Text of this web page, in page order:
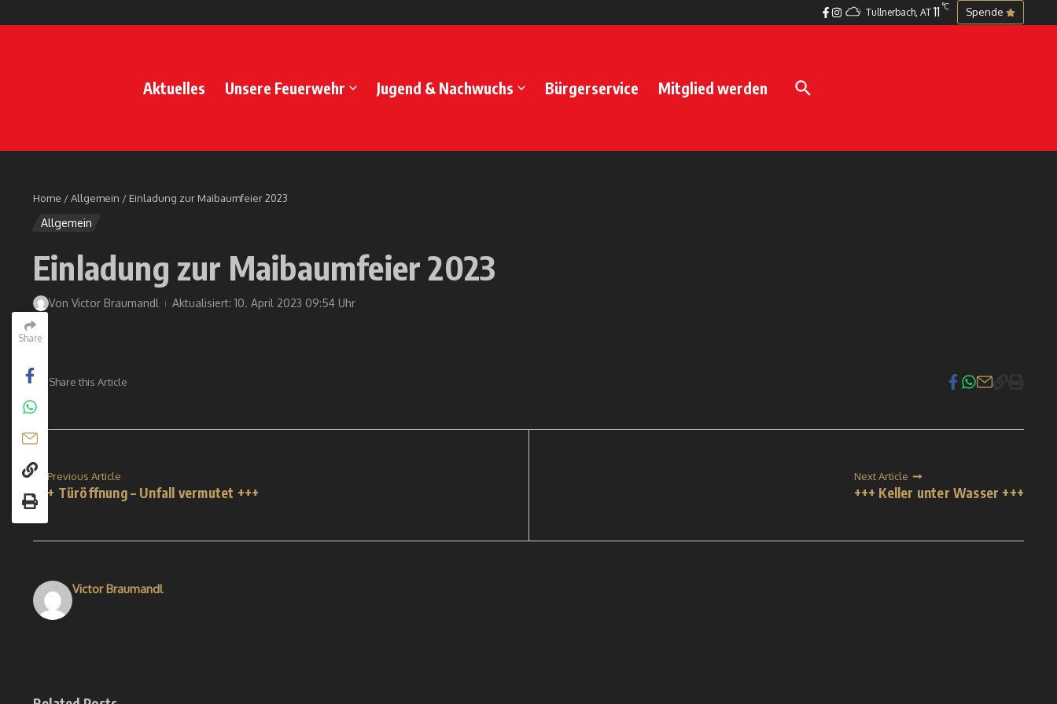
Tullnerbach, AT 11 °C Spende
Aktuelles Unsere Feuerwehr Jugend & Nachwuchs Bürgerservice Mitglied werden
Share
Home /Allgemein / Einladung zur Maibaumfeier 2023
Allgemein
Einladung zur Maibaumfeier 2023
Von Victor Braumandl Aktualisiert: 10. April 2023 09:54 Uhr
Share this Article
Previous Article
+++ Türöffnung – Unfall vermutet +++
Next Article
+++ Keller unter Wasser +++
Victor Braumandl